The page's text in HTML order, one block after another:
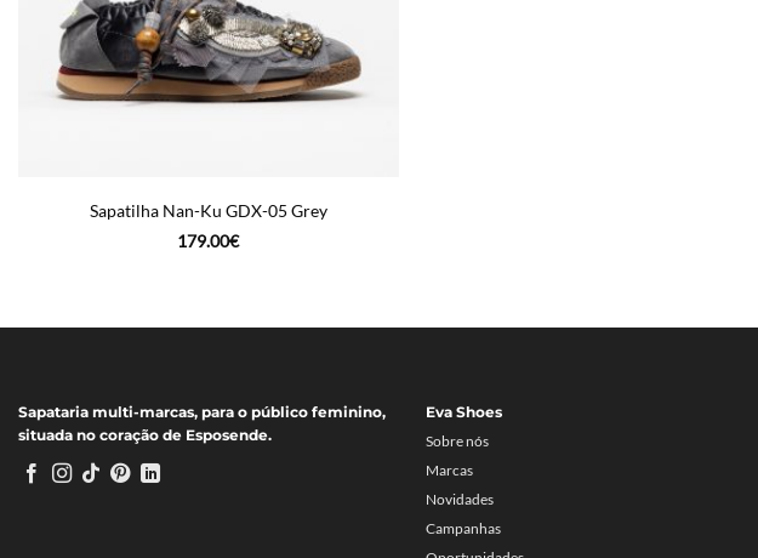
Sapatilha Nan-Ku GDX-05 Grey
179.00€
Sapataria multi-marcas, para o público feminino,
situada no coração de Esposende.
Eva Shoes
Sobre nós
Marcas
Novidades
Campanhas